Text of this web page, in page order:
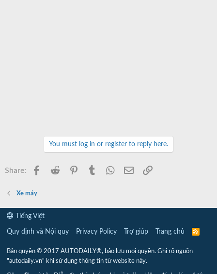
You must log in or register to reply here.
Share: Facebook
Reddit PinterestTumblr WhatsApp
Email
Xe máy
Tiếng Việt
Quy định và Nội quy Privacy Policy Trợ giúp Trang chủ
R
Bản quyền © 2017 AUTODAILY®, bảo lưu mọi quyền. Ghi rõ nguồn
"autodaily.vn" khi sử dụng thông tin từ website này.